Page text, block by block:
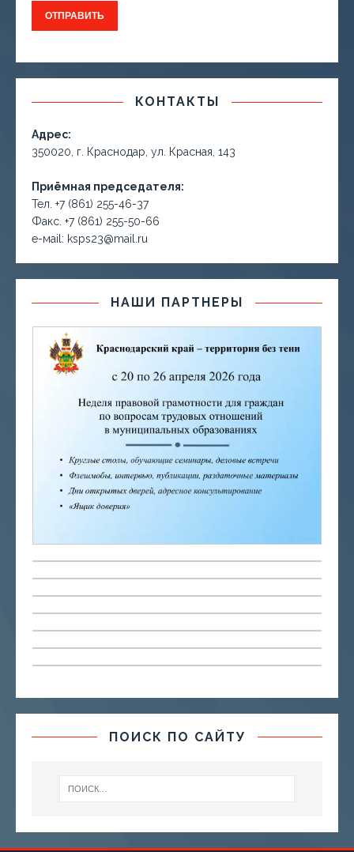
КОНТАКТЫ
Адрес:
350020, г. Краснодар, ул. Красная, 143
Приёмная председателя:
Тел. +7 (861) 255-46-37
Факс. +7 (861) 255-50-66
е-маil: ksps23@mail.ru
НАШИ ПАРТНЕРЫ
ПОИСК ПО САЙТУ